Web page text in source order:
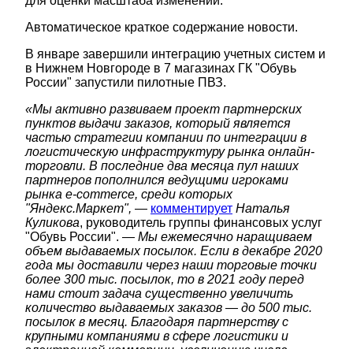
Автоматическое краткое содержание новости.
В январе завершили интеграцию учетных систем и
в Нижнем Новгороде в 7 магазинах ГК "Обувь
России" запустили пилотные ПВЗ.
«Мы активно развиваем проект партнерских
пунктов выдачи заказов, который является
частью стратегии компании по интеграции в
логистическую инфраструктуру рынка онлайн-
торговли. В последние два месяца пул наших
партнеров пополнился ведущими игроками
рынка e-commerce, среди которых
"Яндекс.Маркет", — комментирует Наталья
Куликова, руководитель группы финансовых услуг
"Обувь России". — Мы ежемесячно наращиваем
объем выдаваемых посылок. Если в декабре 2020
года мы доставили через наши торговые точки
более 300 тыс. посылок, то в 2021 году перед
нами стоит задача существенно увеличить
количество выдаваемых заказов — до 500 тыс.
посылок в месяц. Благодаря партнерству с
крупными компаниями в сфере логистики и